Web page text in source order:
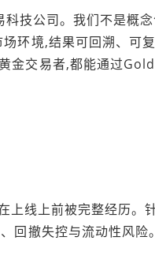
技公司。我们不是概
环境,结果可回溯、可
金交易者,都能通过
线上前被完整经历。
回撤失控与流动性风险。